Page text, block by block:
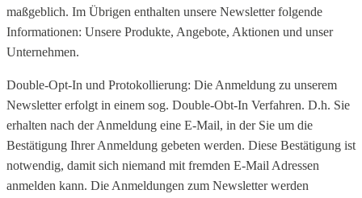
maßgeblich. Im Übrigen enthalten unsere Newsletter folgende
Informationen: Unsere Produkte, Angebote, Aktionen und unser
Unternehmen.
Double-Opt-In und Protokollierung: Die Anmeldung zu unserem
Newsletter erfolgt in einem sog. Double-Obt-In Verfahren. D.h. Sie
erhalten nach der Anmeldung eine E-Mail, in der Sie um die
Bestätigung Ihrer Anmeldung gebeten werden. Diese Bestätigung ist
notwendig, damit sich niemand mit fremden E-Mail Adressen
anmelden kann. Die Anmeldungen zum Newsletter werden